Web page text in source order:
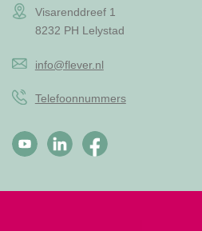
Visarenddreef 1
8232 PH Lelystad
info@flever.nl
Telefoonnummers